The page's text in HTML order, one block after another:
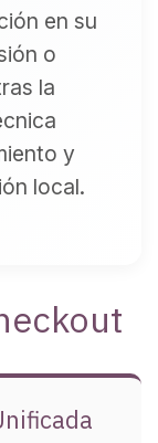
en su
o
la
y
local.